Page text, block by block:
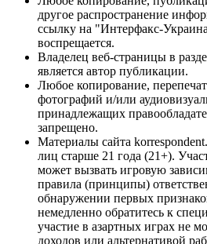
другое распространение
ссылку на "Интерфакс-
воспрещается.
Владелец веб-страницы в
является автор публикации.
Любое копирование,
фотографий и/или
принадлежащих
запрещено.
Материалы сайта
лиц старше 21 года (21+).
может вызвать игровую
правила (принципы)
обнаружении первых
немедленно обратитесь к
участие в азартных играх не
доходов или альтернативой